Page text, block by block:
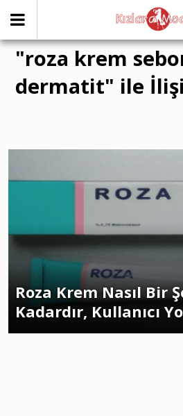
"roza krem
dermatit" ile
Roza Krem Nasıl Bir
Kadardır, Kullanıcı